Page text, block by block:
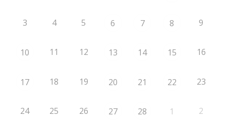
3 4 5 6 7 8 9
10 11 12 13 14 15 16
17 18 19 20 21 22 23
24 25 26 27 28 1 2